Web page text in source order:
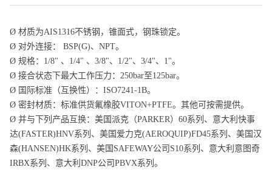
Ø 材质为AIS1316不锈钢，锥面式，钢珠锁定。
Ø 对外连接： BSP(G)、NPT。
Ø 规格：1/8" 、1/4" 、3/8"、1/2"、3/4"、1"。
Ø 接合状态下最大工作压力：250bar至125bar。
Ø 国际标准（互换性）：ISO7241-1B。
Ø 密封材质： 标准供货氟橡胶VITON+PTFE。其他可按需提供。
Ø 并与下列产品互换：美国派克（PARKER）60系列、意大利快事
达(FASTER)HNV系列、美国爱力克(AEROQUIP)FD45系列、美国汉
森(HANSEN)HK系列、美国SAFEWAY公司S10系列、意大利意图奇
IRBX系列、意大利DNP公司PBVX系列 。